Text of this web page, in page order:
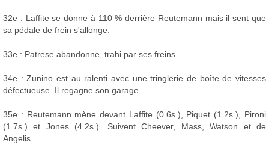
32e : Laffite se donne à 110 % derrière Reutemann mais il sent que
sa pédale de frein s'allonge.
33e : Patrese abandonne, trahi par ses freins.
34e : Zunino est au ralenti avec une tringlerie de boîte de vitesses
défectueuse. Il regagne son garage.
35e : Reutemann mène devant Laffite (0.6s.), Piquet (1.2s.), Pironi
(1.7s.) et Jones (4.2s.). Suivent Cheever, Mass, Watson et de
Angelis.